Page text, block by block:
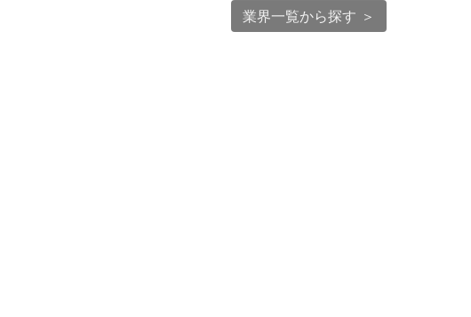
業界一覧から探す ＞